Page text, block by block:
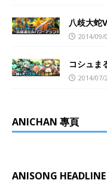
八歧大蛇
2014/09/
コシュま
2014/07/
ANICHAN 專頁
ANISONG HEADLINE